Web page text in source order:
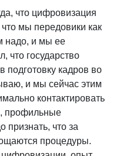
что цифровизация
мы передовики как
надо, и мы ее
что государство
подготовку кадров во
и мы сейчас этим
контактировать
профильные
признать, что за
процедуры.